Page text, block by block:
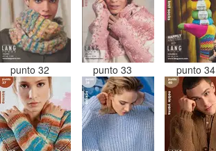
punto 32 punto 33 punto 34